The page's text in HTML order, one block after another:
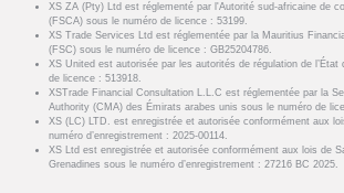
XS ZA (Pty) Ltd est réglementé par l'Autorité sud-africaine de
(FSCA) sous le numéro de licence : 53199.
XS Trade Services Ltd est réglementée par la Mauritius
(FSC) sous le numéro de licence : GB25204786.
XS United est autorisée par les autorités de régulation de
de licence : 513918.
XSTrade Financial Consultation L.L.C est réglementée par la
Authority (CMA) des Émirats arabes unis sous le numéro de
XS (LC) LTD. est enregistrée et autorisée conformément aux
numéro d’enregistrement : 2025-00114.
XS Ltd est enregistrée et autorisée conformément aux lois de
Grenadines sous le numéro d’enregistrement : 27216 BC 2025.